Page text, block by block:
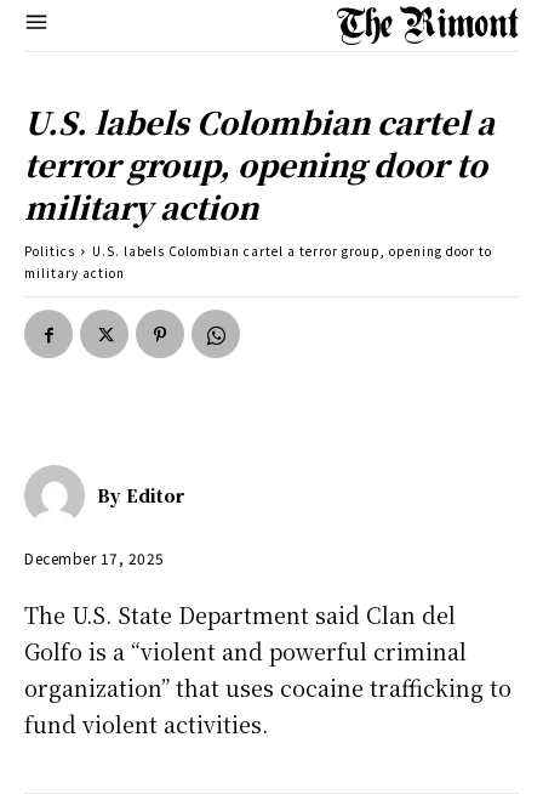
U.S. labels Colombian cartel a
terror group, opening door to
military action
Politics
U.S. labels Colombian cartel a terror group, opening door to
military action
By Editor
December 17, 2025
The U.S. State Department said Clan del
Golfo is a “violent and powerful criminal
organization” that uses cocaine trafficking to
fund violent activities.